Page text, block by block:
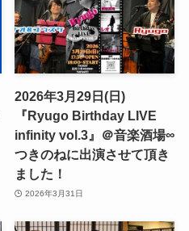
2026年3月29日(日)
『Ryugo Birthday LIVE
infinity vol.3』＠音楽酒場∞
つきのねに出演させて頂き
ました！
2026年3月31日